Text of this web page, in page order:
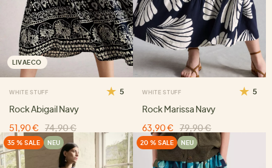
LIVAECO
WHITE STUFF 5
Rock Abigail Navy
51,90 €
74,90 €
WHITE STUFF 5
Rock Marissa Navy
63,90 €
79,90 €
35 % SALE NEU 20 % SALE NEU